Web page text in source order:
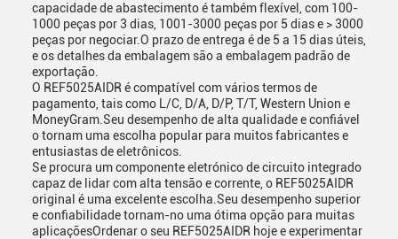
capacidade de abastecimento é também flexível, com 100-
1000 peças por 3 dias, 1001-3000 peças por 5 dias e > 3000
peças por negociar.O prazo de entrega é de 5 a 15 dias úteis,
e os detalhes da embalagem são a embalagem padrão de
exportação.
O REF5025AIDR é compatível com vários termos de
pagamento, tais como L/C, D/A, D/P, T/T, Western Union e
MoneyGram.Seu desempenho de alta qualidade e confiável
o tornam uma escolha popular para muitos fabricantes e
entusiastas de eletrônicos.
Se procura um componente eletrónico de circuito integrado
capaz de lidar com alta tensão e corrente, o REF5025AIDR
original é uma excelente escolha.Seu desempenho superior
e confiabilidade tornam-no uma ótima opção para muitas
aplicaçõesOrdenar o seu REF5025AIDR hoje e experimentar